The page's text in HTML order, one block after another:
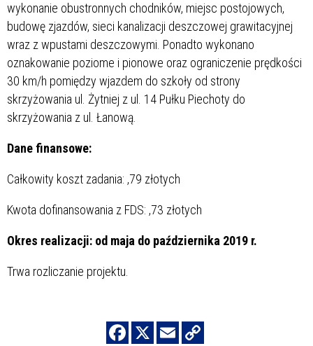
wykonanie obustronnych chodników, miejsc postojowych,
budowę zjazdów, sieci kanalizacji deszczowej grawitacyjnej
wraz z wpustami deszczowymi. Ponadto wykonano
oznakowanie poziome i pionowe oraz ograniczenie prędkości
30 km/h pomiędzy wjazdem do szkoły od strony
skrzyżowania ul. Żytniej z ul. 14 Pułku Piechoty do
skrzyżowania z ul. Łanową.
Dane finansowe:
Całkowity koszt zadania: ,79 złotych
Kwota dofinansowania z FDS: ,73 złotych
Okres realizacji: od maja do października 2019 r.
Trwa rozliczanie projektu.